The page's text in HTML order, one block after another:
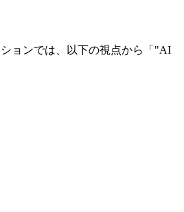
ョンでは、以下の視点から「"AI